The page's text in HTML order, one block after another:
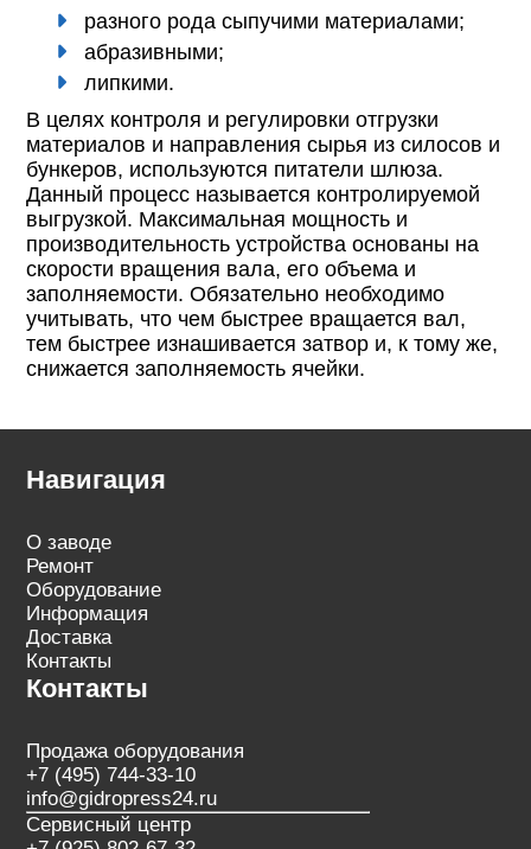
разного рода сыпучими материалами;
абразивными;
липкими.
В целях контроля и регулировки отгрузки
материалов и направления сырья из силосов и
бункеров, используются питатели шлюза.
Данный процесс называется контролируемой
выгрузкой. Максимальная мощность и
производительность устройства основаны на
скорости вращения вала, его объема и
заполняемости. Обязательно необходимо
учитывать, что чем быстрее вращается вал,
тем быстрее изнашивается затвор и, к тому же,
снижается заполняемость ячейки.
Навигация
О заводе
Ремонт
Оборудование
Информация
Доставка
Контакты
Контакты
Продажа оборудования
+7 (495) 744-33-10
info@gidropress24.ru
Сервисный центр